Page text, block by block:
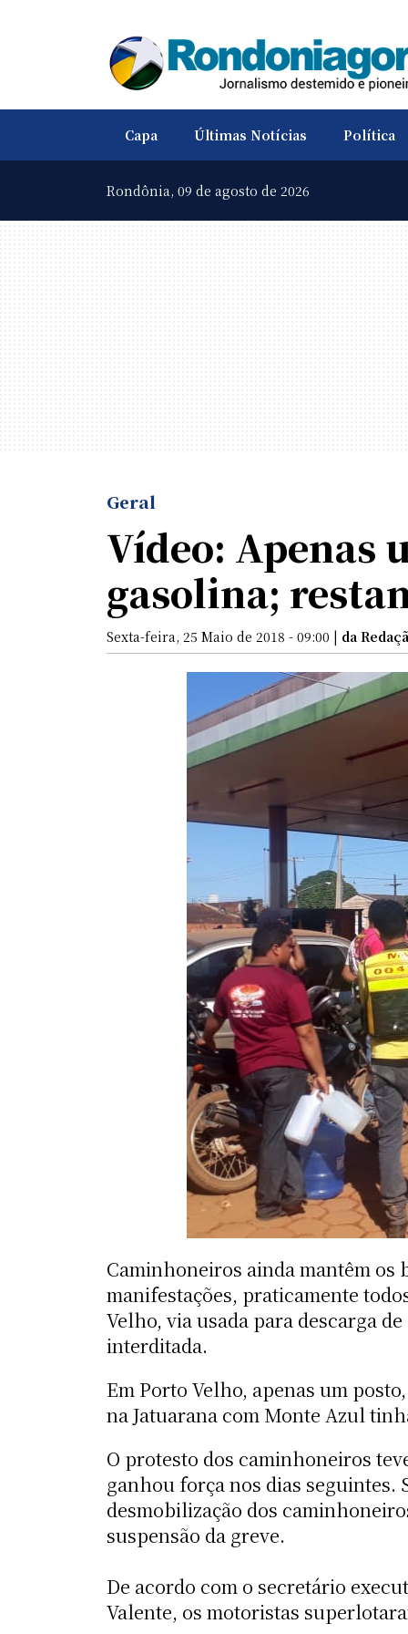
Capa Últimas Notícias Política
Rondônia, 09 de agosto de 2026
Geral
Vídeo: Apenas
gasolina;
Sexta-feira, 25 Maio de 2018 - 09:00 | da
Caminhoneiros ainda mantêm os
manifestações, praticamente
Velho, via usada para descarga
interditada.
Em Porto Velho, apenas um
na Jatuarana com Monte Azul
O protesto dos caminhoneiros
ganhou força nos dias seguintes.
desmobilização dos
suspensão da greve.
De acordo com o secretário
Valente, os motoristas